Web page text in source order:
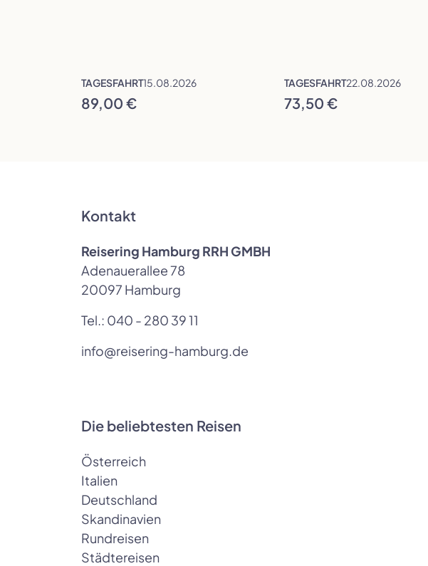
TAGESFAHRT15.08.2026
89,00 €
TAGESFAHRT22.08.2026
73,50 €
Kontakt
Reisering Hamburg RRH GMBH
Adenauerallee 78
20097 Hamburg
Tel.: 040 - 280 39 11
info@reisering-hamburg.de
Die beliebtesten Reisen
Österreich
Italien
Deutschland
Skandinavien
Rundreisen
Städtereisen